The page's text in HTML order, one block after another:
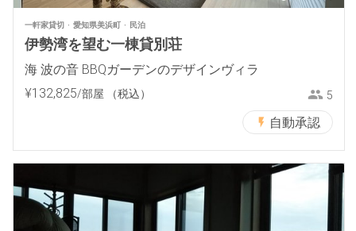
一軒家貸切 愛知県美浜町 民泊
伊勢湾を望む一棟貸別荘
海 波の音 BBQガーデンのデザインヴィラ
¥132,825/部屋 （税込） 5
自動承認